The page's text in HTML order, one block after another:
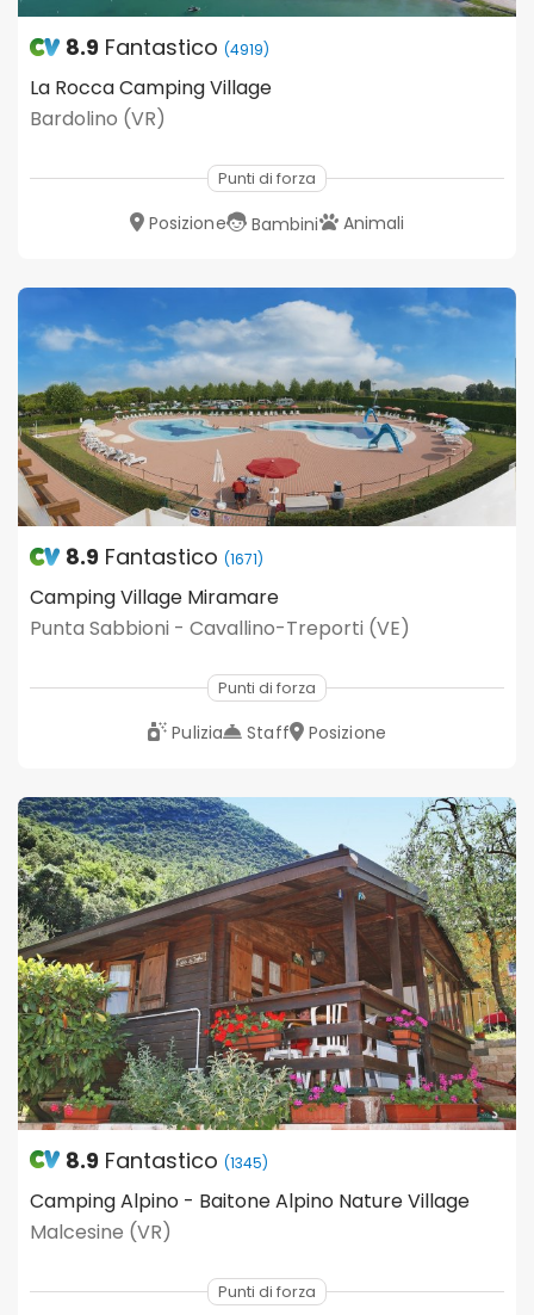
8.9 Fantastico (4919)
La Rocca Camping Village
Bardolino (VR)
Punti di forza
Posizione Bambini Animali
8.9 Fantastico (1671)
Camping Village Miramare
Punta Sabbioni - Cavallino-Treporti (VE)
Punti di forza
Pulizia Staff Posizione
8.9 Fantastico (1345)
Camping Alpino - Baitone Alpino Nature Village
Malcesine (VR)
Punti di forza